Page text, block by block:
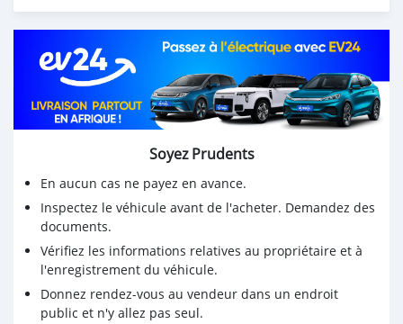
Soyez Prudents
En aucun cas ne payez en avance.
Inspectez le véhicule avant de l'acheter. Demandez des
documents.
Vérifiez les informations relatives au propriétaire et à
l'enregistrement du véhicule.
Donnez rendez-vous au vendeur dans un endroit
public et n'y allez pas seul.